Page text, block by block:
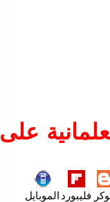
على
فليبورد الموبايل